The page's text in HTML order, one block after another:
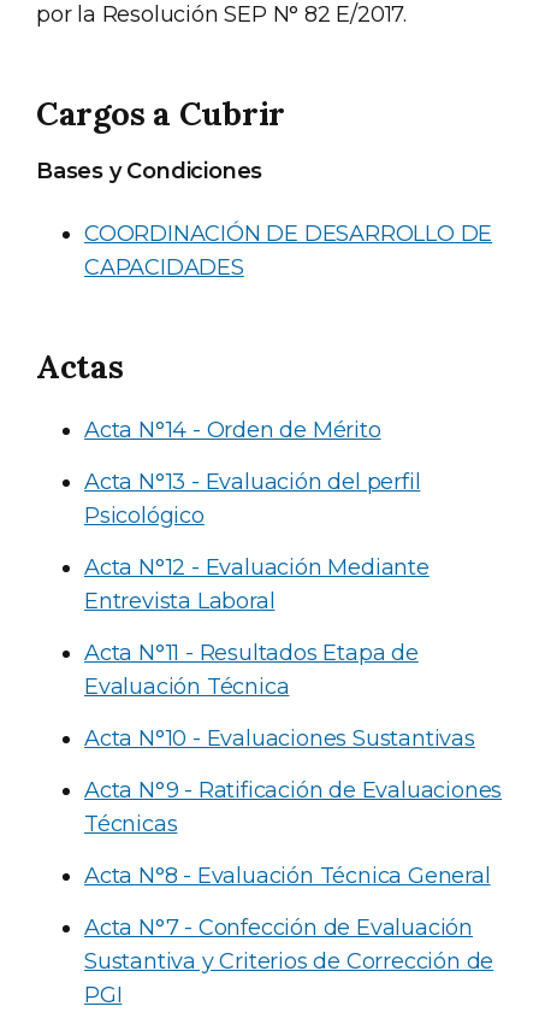
por la Resolución SEP N° 82 E/2017.
Cargos a Cubrir
Bases y Condiciones
COORDINACIÓN DE DESARROLLO DE
CAPACIDADES
Actas
Acta N°14 - Orden de Mérito
Acta N°13 - Evaluación del perfil
Psicológico
Acta N°12 - Evaluación Mediante
Entrevista Laboral
Acta N°11 - Resultados Etapa de
Evaluación Técnica
Acta N°10 - Evaluaciones Sustantivas
Acta N°9 - Ratificación de Evaluaciones
Técnicas
Acta N°8 - Evaluación Técnica General
Acta N°7 - Confección de Evaluación
Sustantiva y Criterios de Corrección de
PGI